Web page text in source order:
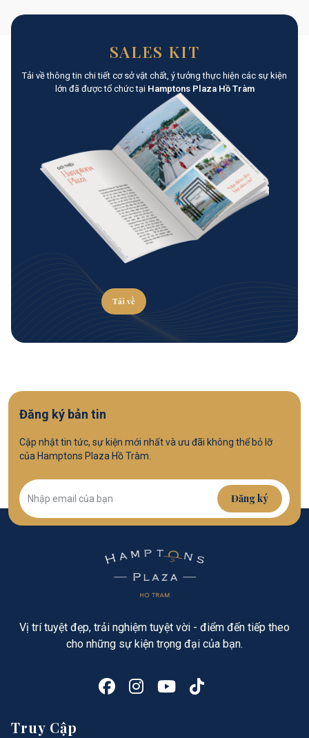
SALES KIT
Tải về thông tin chi tiết cơ sở vật chất, ý tưởng thực hiện các sự kiện
lớn đã được tổ chức tại Hamptons Plaza Hồ Tràm
Tải về
Đăng ký bản tin
Cập nhật tin tức, sự kiện mới nhất và ưu đãi không thể bỏ lỡ
của Hamptons Plaza Hồ Tràm.
Đăng ký
Vị trí tuyệt đẹp, trải nghiệm tuyệt vời - điểm đến tiếp theo
cho những sự kiện trọng đại của bạn.
Truy Cập